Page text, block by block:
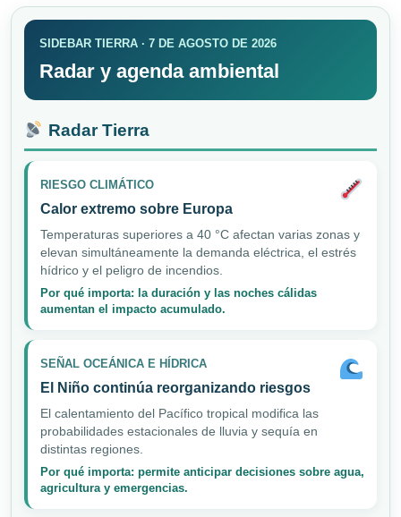
SIDEBAR TIERRA · 7 DE AGOSTO DE 2026
Radar y agenda ambiental
Radar Tierra
RIESGO CLIMÁTICO
Calor extremo sobre Europa
Temperaturas superiores a 40 °C afectan varias zonas y
elevan simultáneamente la demanda eléctrica, el estrés
hídrico y el peligro de incendios.
Por qué importa: la duración y las noches cálidas
aumentan el impacto acumulado.
SEÑAL OCEÁNICA E HÍDRICA
El Niño continúa reorganizando riesgos
El calentamiento del Pacífico tropical modifica las
probabilidades estacionales de lluvia y sequía en
distintas regiones.
Por qué importa: permite anticipar decisiones sobre agua,
agricultura y emergencias.